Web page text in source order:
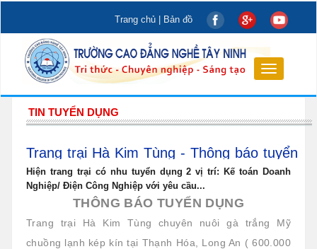
Trang chủ Bản đồ
Toggle
navigation
TIN TUYỂN DỤNG
Trang trại Hà Kim Tùng - Thông báo tuyển
dụng
Hiện trang trại có nhu tuyển dụng 2 vị trí: Kế toán Doanh
Nghiệp/ Điện Công Nghiệp với yêu cầu...
THÔNG BÁO TUYỂN DỤNG
Trang trại Hà Kim Tùng chuyên nuôi gà trắng Mỹ
chuồng lạnh kép kín tại Thạnh Hóa, Long An ( 600.000